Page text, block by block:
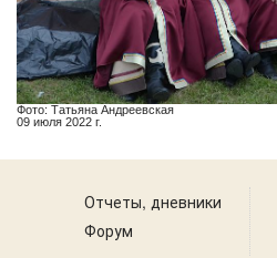
Фото: Татьяна Андреевская
09 июля 2022 г.
Отчеты, дневники
Форум